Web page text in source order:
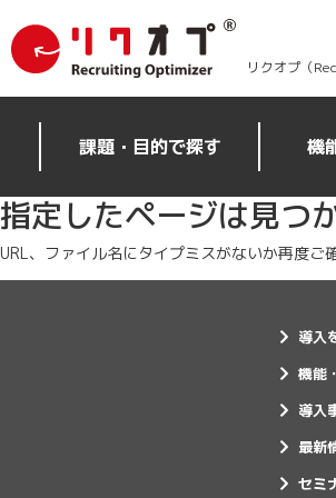
リクオプ（
課題・目的で探す 機
指定したページは見つ
URL、ファイル名にタイプミスがないか再度ご
導入
機能
導入
最新
セミ